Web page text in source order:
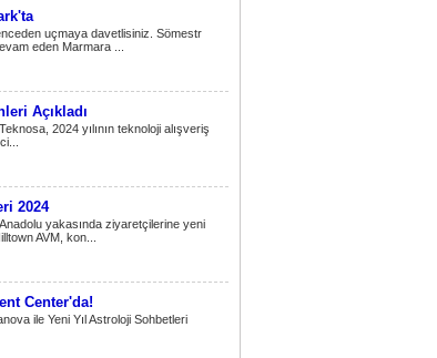
uçmaya davetlisiniz. Sömestr
eden Marmara ...
Açıkladı
2024 yılının teknoloji alışveriş
2024
yakasında ziyaretçilerine yeni
AVM, kon...
Center'da!
ile Yeni Yıl Astroloji Sohbetleri